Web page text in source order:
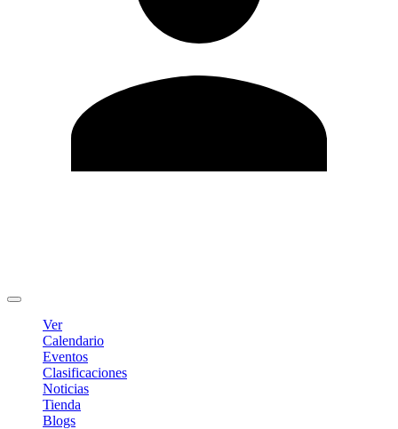
Ver
Calendario
Eventos
Clasificaciones
Noticias
Tienda
Blogs